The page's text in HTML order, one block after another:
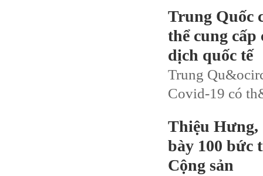
Trung Quốc
thể cung
dịch quốc tế
Trung
Covid-19 có
Thiệu Hưng,
bày 100 bức
Cộng sản